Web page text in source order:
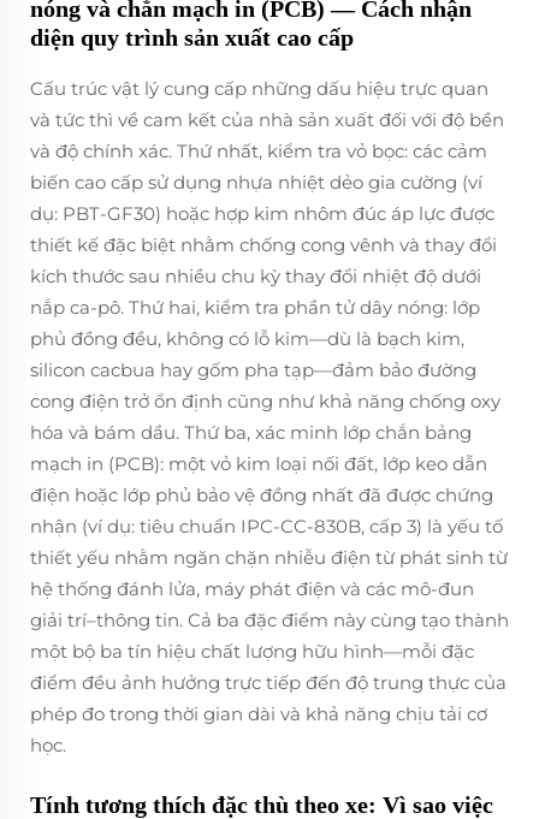
nóng và chắn mạch in (PCB) — Cách nhận
diện quy trình sản xuất cao cấp
Cấu trúc vật lý cung cấp những dấu hiệu trực quan
và tức thì về cam kết của nhà sản xuất đối với độ bền
và độ chính xác. Thứ nhất, kiểm tra vỏ bọc: các cảm
biến cao cấp sử dụng nhựa nhiệt dẻo gia cường (ví
dụ: PBT-GF30) hoặc hợp kim nhôm đúc áp lực được
thiết kế đặc biệt nhằm chống cong vênh và thay đổi
kích thước sau nhiều chu kỳ thay đổi nhiệt độ dưới
nắp ca-pô. Thứ hai, kiểm tra phần tử dây nóng: lớp
phủ đồng đều, không có lỗ kim—dù là bạch kim,
silicon cacbua hay gốm pha tạp—đảm bảo đường
cong điện trở ổn định cũng như khả năng chống oxy
hóa và bám dầu. Thứ ba, xác minh lớp chắn bảng
mạch in (PCB): một vỏ kim loại nối đất, lớp keo dẫn
điện hoặc lớp phủ bảo vệ đồng nhất đã được chứng
nhận (ví dụ: tiêu chuẩn IPC-CC-830B, cấp 3) là yếu tố
thiết yếu nhằm ngăn chặn nhiễu điện từ phát sinh từ
hệ thống đánh lửa, máy phát điện và các mô-đun
giải trí–thông tin. Cả ba đặc điểm này cùng tạo thành
một bộ ba tín hiệu chất lượng hữu hình—mỗi đặc
điểm đều ảnh hưởng trực tiếp đến độ trung thực của
phép đo trong thời gian dài và khả năng chịu tải cơ
học.
Tính tương thích đặc thù theo xe: Vì sao việc